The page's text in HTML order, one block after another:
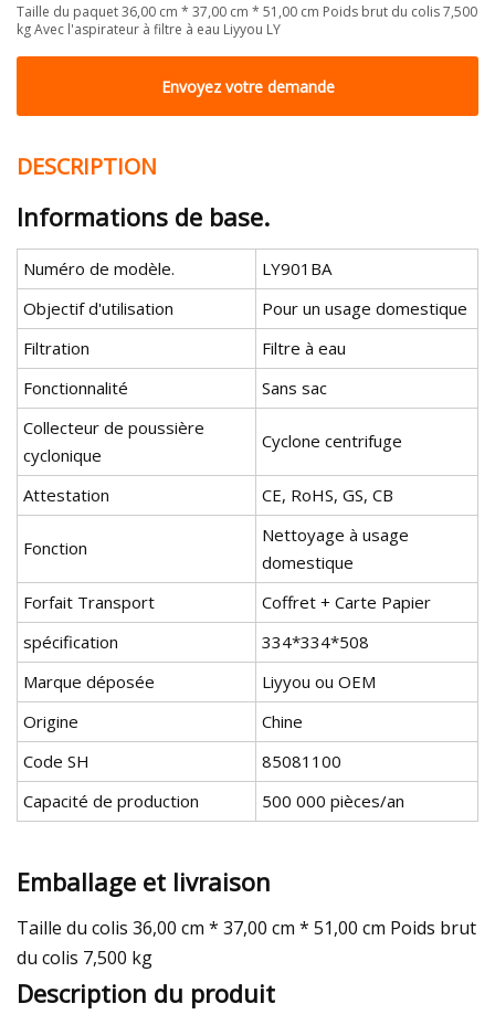
Taille du paquet 36,00 cm * 37,00 cm * 51,00 cm Poids brut du colis 7,500
kg Avec l'aspirateur à filtre à eau Liyyou LY
Envoyez votre demande
DESCRIPTION
Informations de base.
Numéro de modèle.
LY901BA
Objectif d'utilisation
Pour un usage domestique
Filtration
Filtre à eau
Fonctionnalité
Sans sac
Collecteur de poussière
cyclonique
Cyclone centrifuge
Attestation CE, RoHS, GS, CB
Fonction
Nettoyage à usage
domestique
Forfait Transport
Coffret + Carte Papier
spécification
334*334*508
Marque déposée
Liyyou ou OEM
Origine
Chine
Code SH
85081100
Capacité de production
500 000 pièces/an
Emballage et livraison
Taille du colis 36,00 cm * 37,00 cm * 51,00 cm Poids brut
du colis 7,500 kg
Description du produit